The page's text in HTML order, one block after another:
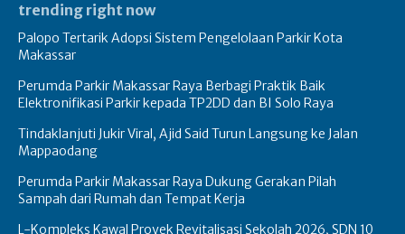
trending right now
Palopo Tertarik Adopsi Sistem Pengelolaan Parkir Kota
Makassar
Perumda Parkir Makassar Raya Berbagi Praktik Baik
Elektronifikasi Parkir kepada TP2DD dan BI Solo Raya
Tindaklanjuti Jukir Viral, Ajid Said Turun Langsung ke Jalan
Mappaodang
Perumda Parkir Makassar Raya Dukung Gerakan Pilah
Sampah dari Rumah dan Tempat Kerja
L-Kompleks Kawal Proyek Revitalisasi Sekolah 2026, SDN 10